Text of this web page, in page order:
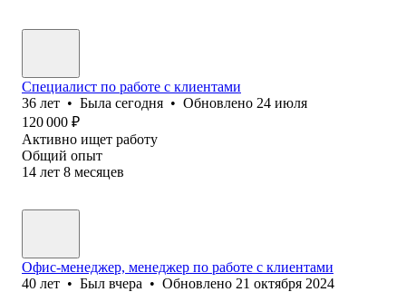
Специалист по работе с клиентами
36 лет • Была сегодня • Обновлено 24 июля
120 000 ₽
Активно ищет работу
Общий опыт
14 лет 8 месяцев
Офис-менеджер, менеджер по работе с клиентами
40 лет • Был вчера • Обновлено 21 октября 2024